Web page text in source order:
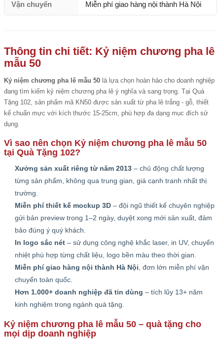
Vận chuyển Miễn phí giao hàng nội thành Hà Nội
Thông tin chi tiết: Kỷ niệm chương pha lê
mẫu 50
Kỷ niệm chương pha lê mẫu 50 là lựa chọn hoàn hảo cho doanh nghiệp
đang tìm kiếm kỷ niệm chương pha lê ý nghĩa và sang trọng. Tại Quà
Tặng 102, sản phẩm mã KN50 được sản xuất từ pha lê trắng - gỗ, thiết
kế chuẩn mực với kích thước 15-25cm, phù hợp đa dạng mục đích sử
dụng.
Vì sao nên chọn Kỷ niệm chương pha lê mẫu 50
tại Quà Tặng 102?
Xưởng sản xuất riêng từ năm 2013 – chủ động chất lượng
từng sản phẩm, không qua trung gian, giá cạnh tranh nhất thị
trường.
Miễn phí thiết kế mockup 3D – đội ngũ thiết kế chuyên nghiệp
gửi bản preview trong 1–2 ngày, duyệt xong mới sản xuất, đảm
bảo đúng ý quý khách.
In logo sắc nét – sử dụng công nghệ khắc laser, in UV, chuyển
nhiệt phù hợp từng chất liệu, logo bền màu theo thời gian.
Miễn phí giao hàng nội thành Hà Nội , đơn lớn miễn phí vận
chuyển toàn quốc.
Hơn 1.000+ doanh nghiệp đã tin dùng – tích lũy 13+ năm
kinh nghiệm trong ngành quà tặng.
Kỷ niệm chương pha lê mẫu 50 – quà tặng cho
mọi dịp doanh nghiệp